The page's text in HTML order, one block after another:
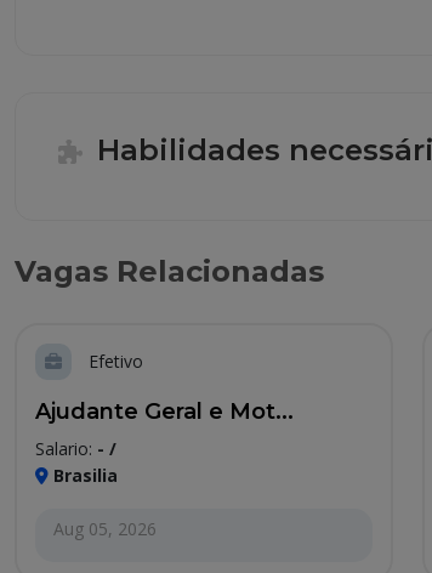
Habilidades
Vagas Relacionadas
Efetivo
Ajudante Geral e Mot...
Salario: - /
Brasilia
Aug 05, 2026